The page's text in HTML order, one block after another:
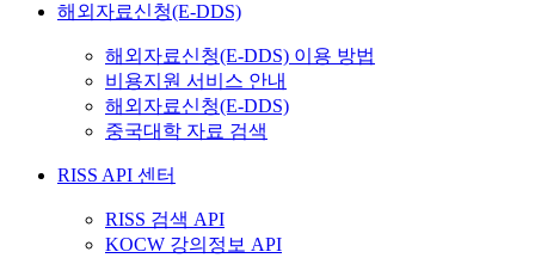
해외자료신청(E-DDS)
해외자료신청(E-DDS) 이용 방법
비용지원 서비스 안내
해외자료신청(E-DDS)
중국대학 자료 검색
RISS API 센터
RISS 검색 API
KOCW 강의정보 API